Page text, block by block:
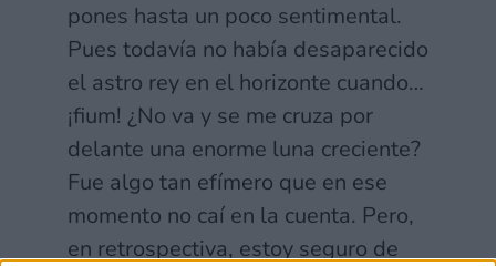
pones hasta un poco sentimental.
Pues todavía no había desaparecido
el astro rey en el horizonte cuando…
¡fium! ¿No va y se me cruza por
delante una enorme luna creciente?
Fue algo tan efímero que en ese
momento no caí en la cuenta. Pero,
en retrospectiva, estoy seguro de